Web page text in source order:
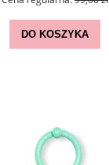
DO KOSZYKA